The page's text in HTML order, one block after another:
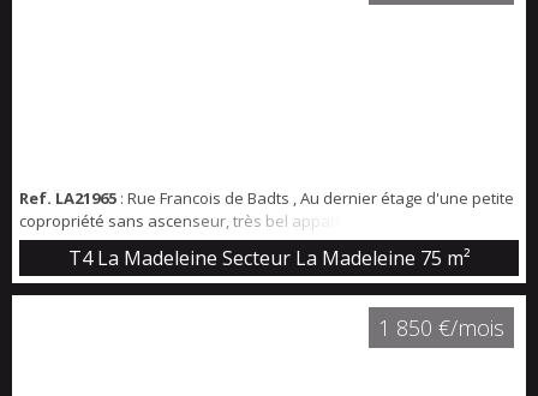
Ref. LA21965 : Rue Francois de Badts , Au dernier étage d'une petite
copropriété sans ascenseur, très bel appartement T4 ayant
conservé son charme. Double séjour baigné de lumière avec
parquet d'époque, Cheminée et vitraux. Cuisine équipe (plaques ,
hotte, four) avec accès au balcon. 3 chambres sur l'arrière . Salle de
douche récente ( meuble vasque wc ). Chauffage individuel gaz et
T4 La Madeleine Secteur La Madeleine 75 m²
1 850 €/mois